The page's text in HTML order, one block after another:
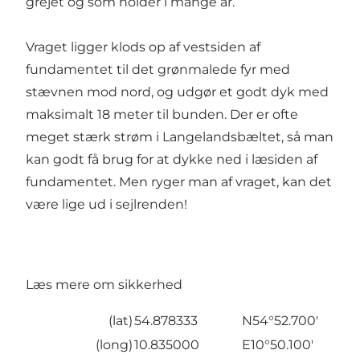
Vraget ligger klods op af vestsiden af
fundamentet til det grønmalede fyr med
stævnen mod nord, og udgør et godt dyk med
maksimalt 18 meter til bunden. Der er ofte
meget stærk strøm i Langelandsbæltet, så man
kan godt få brug for at dykke ned i læsiden af
fundamentet. Men ryger man af vraget, kan det
være lige ud i sejlrenden!
Læs mere om sikkerhed
(lat)54.878333
N54°52.700'
(long)10.835000
E10°50.100'